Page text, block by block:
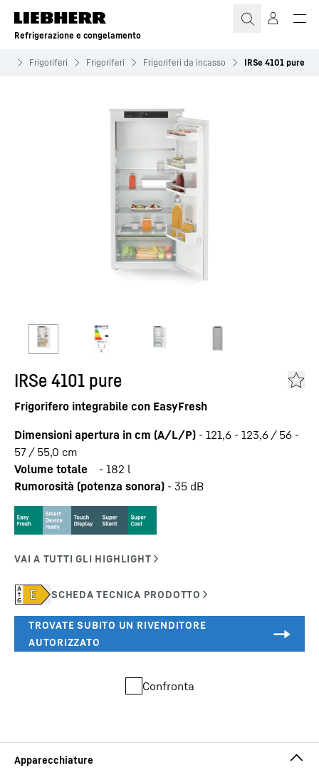
Refrigerazione e congelamento
Frigoriferi Frigoriferi Frigoriferi da incasso IRSe 4101 pure
IRSe 4101 pure
Frigorifero integrabile con EasyFresh
Dimensioni apertura in cm (A/L/P) - 121,6 - 123,6 / 56 -
57 / 55,0 cm
Volume totale
- 182 l
Rumorosità (potenza sonora) - 35 dB
Confronta